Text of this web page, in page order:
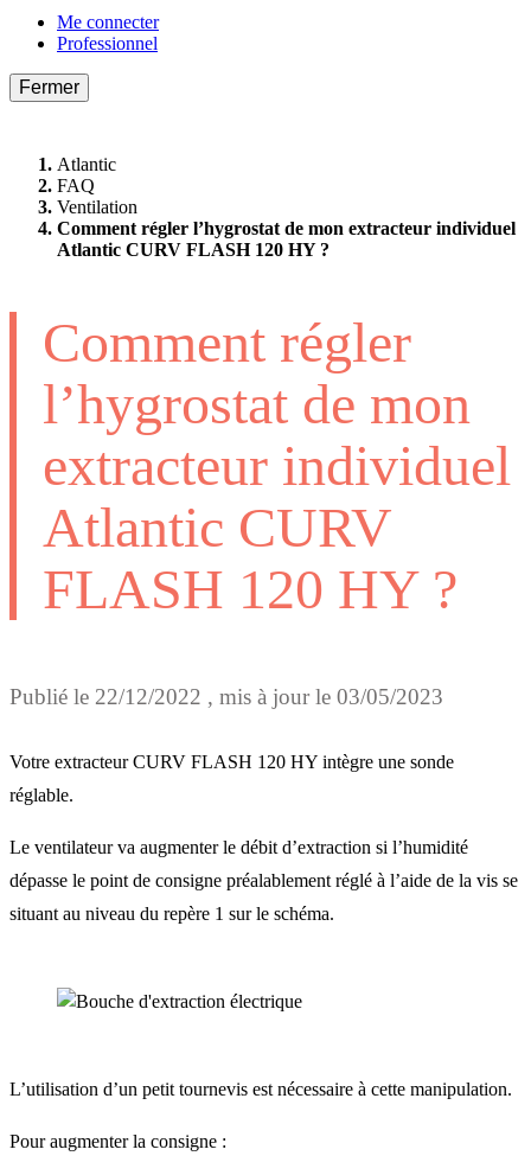
Me connecter
Professionnel
Fermer
Atlantic
FAQ
Ventilation
Comment régler l’hygrostat de mon extracteur individuel
Atlantic CURV FLASH 120 HY ?
Comment régler
l’hygrostat de mon
extracteur individuel
Atlantic CURV
FLASH 120 HY ?
Publié le 22/12/2022 , mis à jour le 03/05/2023
Votre extracteur CURV FLASH 120 HY intègre une sonde
réglable.
Le ventilateur va augmenter le débit d’extraction si l’humidité
dépasse le point de consigne préalablement réglé à l’aide de la vis se
situant au niveau du repère 1 sur le schéma.
L’utilisation d’un petit tournevis est nécessaire à cette manipulation.
Pour augmenter la consigne :